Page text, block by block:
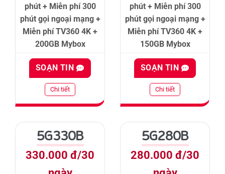
phút + Miễn phí 300
phút gọi ngoại mạng +
Miễn phí TV360 4K +
200GB Mybox
SOẠN TIN
Chi tiết
phút + Miễn phí 300
phút gọi ngoại mạng +
Miễn phí TV360 4K +
150GB Mybox
SOẠN TIN
Chi tiết
5G330B
330.000 đ/30
5G280B
280.000 đ/30